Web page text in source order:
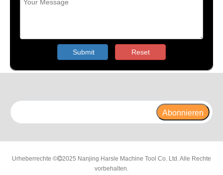
Submit Reset
Abonnieren
Urheberrechte ©2025 Nanjing Harsle Machine Tool Co. Ltd. Alle Rechte
vorbehalten.